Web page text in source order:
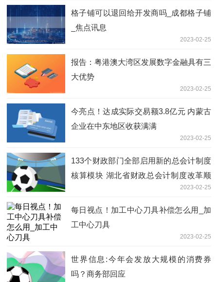
格子铺可以退回给开发商吗_成都格子铺
_焦点讯息
2023-02-25
报告：粤港澳大湾区发展数字金融具有三
大优势
2023-02-25
今亮点！达成实际交易额3.8亿元 内蒙古
企业在中东地区收获满满
2023-02-25
133个财政部门全部启用新的总会计制度
核算模块 湖北省财政总会计制度改革顺
2023-02-25
每日视点！加工中心刀具补偿怎么用_加
工中心刀具
2023-02-25
世界信息:今年会发放大规模的消费券
吗？商务部回应